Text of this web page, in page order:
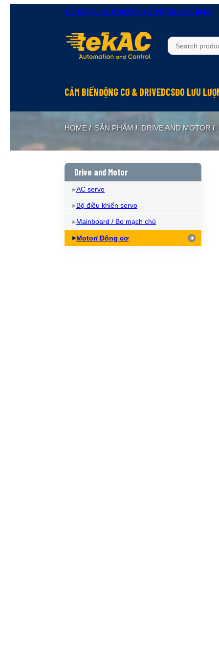
INDUSTRIAL AUTOMATION & CONTROL SOLUTIONS
CẢM BIẾNĐỘNG CƠ & DRIVEDCSĐO LƯU
HOME / SẢN PHẨM / DRIVE AND MOTOR /
Drive and Motor
AC servo
Bộ điều khiển servo
Mainboard / Bo mạch chủ
Motor/ Động cơ